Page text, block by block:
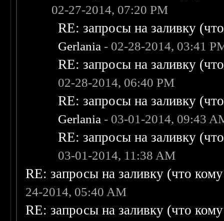
02-27-2014, 07:20 PM
RE: запросы на заливку
Gerlania - 02-28-2014, 03:41
RE: запросы на заливку
02-28-2014, 06:40 PM
RE: запросы на заливку
Gerlania - 03-01-2014, 09:43
RE: запросы на заливку
03-01-2014, 11:38 AM
RE: запросы на заливку (что
24-2014, 05:40 AM
RE: запросы на заливку (что